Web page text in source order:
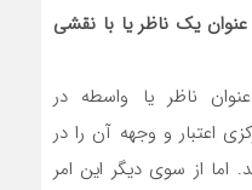
یک ناظر یا با نقشی
ناظر یا واسطه در
اعتبار و وجهه آن را در
اما از سوی دیگر این امر